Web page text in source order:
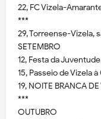
22, FC Vizela-
***
29, Torreense-Vizela,
SETEMBRO
12, Festa da
15, Passeio de Vizela
19, NOITE BRANCA DE
***
OUTUBRO